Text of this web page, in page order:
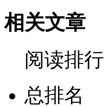
相关文章
阅读排行
总排名